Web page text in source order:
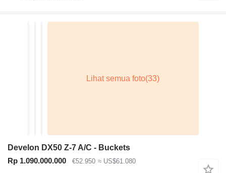
Develon DX50 Z-7 A/C - Buckets
Rp 1.090.000.000
€52.950 ≈ US$61.080